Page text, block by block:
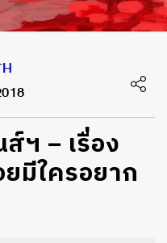
ฯ – เรื่อง
มีใครอยาก